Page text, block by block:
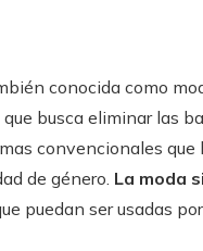
conocida como
busca eliminar las
convencionales
de género. La moda
puedan ser usadas